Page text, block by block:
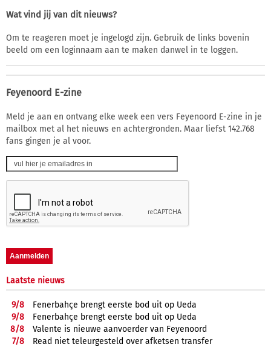
Wat vind jij van dit nieuws?
Om te reageren moet je ingelogd zijn. Gebruik de links bovenin
beeld om een loginnaam aan te maken danwel in te loggen.
Feyenoord E-zine
Meld je aan en ontvang elke week een vers Feyenoord E-zine in je
mailbox met al het nieuws en achtergronden. Maar liefst 142.768
fans gingen je al voor.
Laatste nieuws
9/8
Fenerbahçe brengt eerste bod uit op Ueda
9/8
Fenerbahçe brengt eerste bod uit op Ueda
8/8
Valente is nieuwe aanvoerder van Feyenoord
7/8
Read niet teleurgesteld over afketsen transfer